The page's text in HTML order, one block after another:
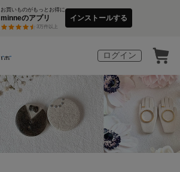
お買いものがもっとお得に
minneのアプリ
3万件以上
インストールする
ログイン